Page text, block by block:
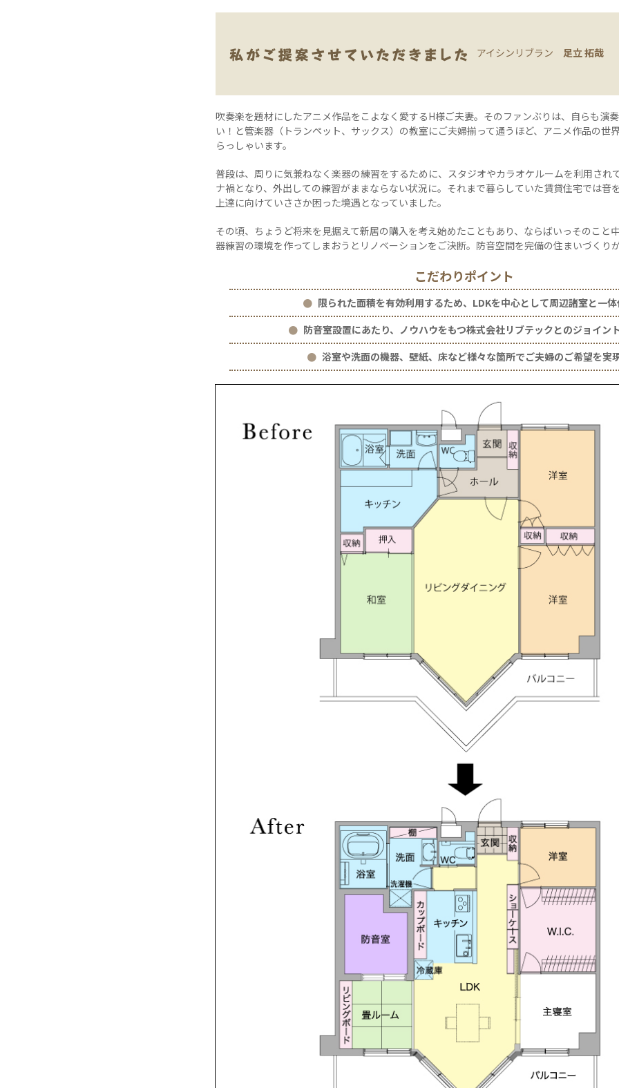
アイシンリブラン 足立 拓哉
吹奏楽を題材にしたアニメ作品をこよなく愛するH様ご夫妻。そのファンぶりは、自らも演
い！と管楽器（トランペット、サックス）の教室にご夫婦揃って通うほど、アニメ作品の世
らっしゃいます。
普段は、周りに気兼ねなく楽器の練習をするために、スタジオやカラオケルームを利用され
ナ禍となり、外出しての練習がままならない状況に。それまで暮らしていた賃貸住宅では音
上達に向けていささか困った境遇となっていました。
その頃、ちょうど将来を見据えて新居の購入を考え始めたこともあり、ならばいっそのこと
器練習の環境を作ってしまおうとリノベーションをご決断。防音空間を完備の住まいづくり
こだわりポイント
限られた面積を有効利用するため、LDKを中心として周辺諸室と一体
防音室設置にあたり、ノウハウをもつ株式会社リブテックとのジョイン
浴室や洗面の機器、壁紙、床など様々な箇所でご夫婦のご希望を実